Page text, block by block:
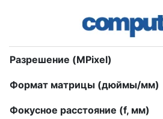
Разрешение (MPixel)
Формат матрицы (дюймы/мм)
Фокусное расстояние (f, мм)